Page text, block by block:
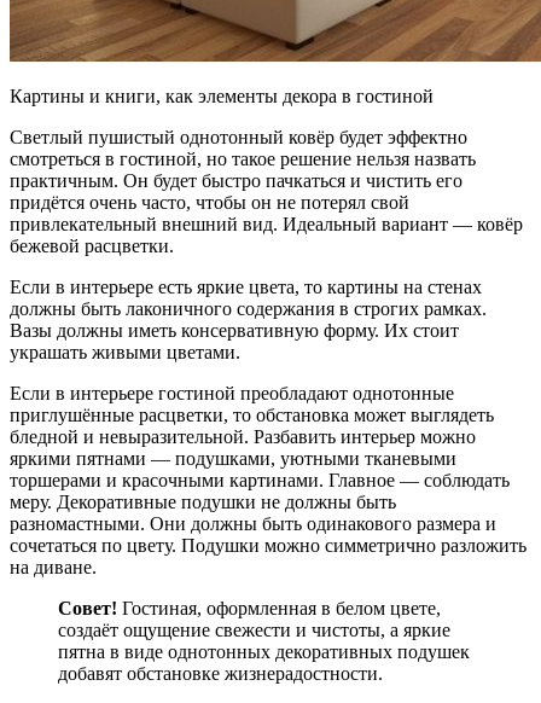
Картины и книги, как элементы декора в гостиной
Светлый пушистый однотонный ковёр будет эффектно
смотреться в гостиной, но такое решение нельзя назвать
практичным. Он будет быстро пачкаться и чистить его
придётся очень часто, чтобы он не потерял свой
привлекательный внешний вид. Идеальный вариант — ковёр
бежевой расцветки.
Если в интерьере есть яркие цвета, то картины на стенах
должны быть лаконичного содержания в строгих рамках.
Вазы должны иметь консервативную форму. Их стоит
украшать живыми цветами.
Если в интерьере гостиной преобладают однотонные
приглушённые расцветки, то обстановка может выглядеть
бледной и невыразительной. Разбавить интерьер можно
яркими пятнами — подушками, уютными тканевыми
торшерами и красочными картинами. Главное — соблюдать
меру. Декоративные подушки не должны быть
разномастными. Они должны быть одинакового размера и
сочетаться по цвету. Подушки можно симметрично разложить
на диване.
Совет! Гостиная, оформленная в белом цвете,
создаёт ощущение свежести и чистоты, а яркие
пятна в виде однотонных декоративных подушек
добавят обстановке жизнерадостности.